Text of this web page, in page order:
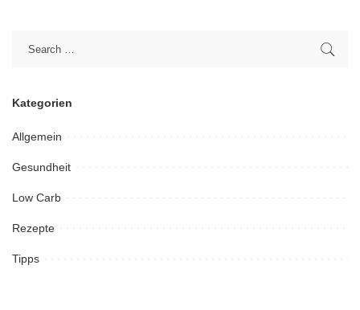
Kategorien
Allgemein
Gesundheit
Low Carb
Rezepte
Tipps